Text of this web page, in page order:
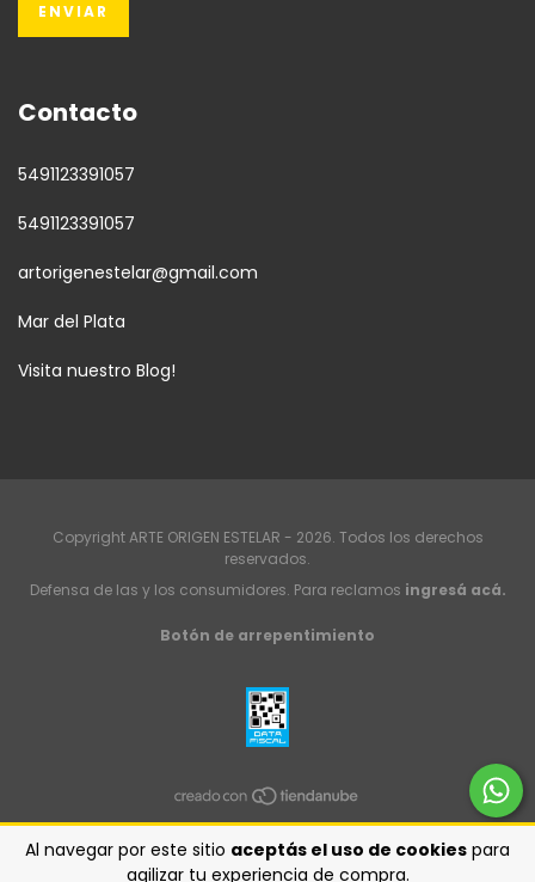
Al navegar por este sitio aceptás el uso de cookies para
agilizar tu experiencia de compra.
Contacto
5491123391057
5491123391057
artorigenestelar@gmail.com
Mar del Plata
Visita nuestro Blog!
Copyright ARTE ORIGEN ESTELAR - 2026. Todos los derechos
reservados.
Defensa de las y los consumidores. Para reclamos ingresá acá.
Botón de arrepentimiento